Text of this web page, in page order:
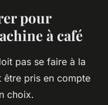
pour
à café
pas se faire à la
être pris en compte
choix.